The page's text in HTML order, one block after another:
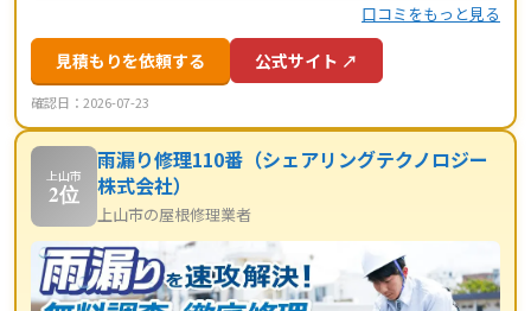
口コミをもっと見る
見積もりを依頼する 公式サイト ↗
確認日：2026-07-23
上山市
2位
雨漏り修理110番（シェアリングテクノロジー
株式会社）
上山市の屋根修理業者